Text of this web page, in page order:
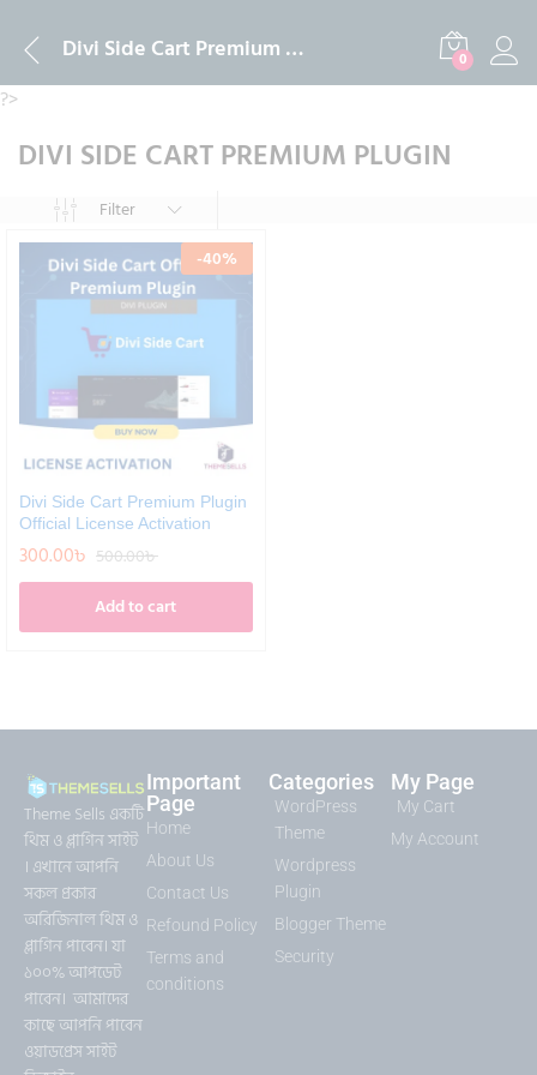
Divi Side Cart Premium Plugin 0
?>
DIVI SIDE CART PREMIUM PLUGIN
Filter
-40%
Divi Side Cart Premium Plugin
Official License Activation
300.00৳ 500.00৳
Add to cart
Theme Sells একটি
থিম ও প্লাগিন সাইট
। এখানে আপনি
সকল প্রকার
অরিজিনাল থিম ও
প্লাগিন পাবেন। যা
১০০% আপডেট
পাবেন। আমাদের
কাছে আপনি পাবেন
ওয়াডপ্রেস সাইট
Important
Page
Home
About Us
Contact Us
Refound Policy
Terms and
conditions
Categories
WordPress
Theme
Wordpress
Plugin
Blogger Theme
Security
My Page
My Cart
My Account